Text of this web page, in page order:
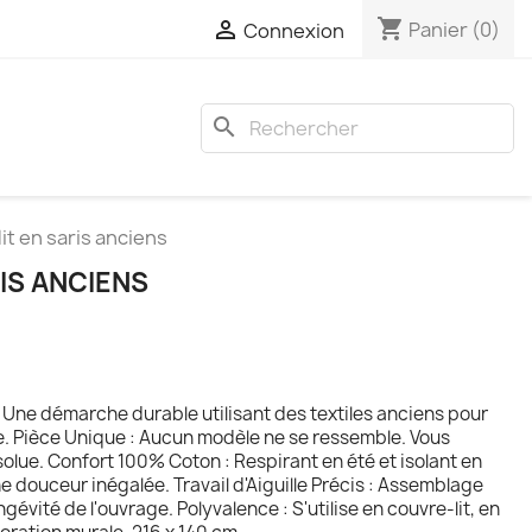
 Connexion shopping_cart Panier (0)
search
en saris anciens
ANCIENS
démarche durable utilisant des textiles anciens pour
Unique : Aucun modèle ne se ressemble. Vous
Confort 100% Coton : Respirant en été et isolant en
douceur inégalée. Travail d'Aiguille Précis : Assemblage
de l'ouvrage. Polyvalence : S'utilise en couvre-lit, en